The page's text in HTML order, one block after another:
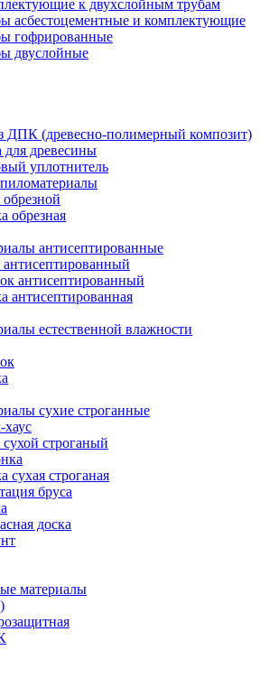
к двухслойным трубам
асбестоцементные и комплектующие
гофрированные
двуслойные
ДПК (древесно-полимерный композит)
для древесины
уплотнитель
обрезная
антисептированные
антисептированный
антисептированный
антисептированная
естественной влажности
сухие строганные
хаус
сухой строганый
сухая строганая
бруса
доска
материалы